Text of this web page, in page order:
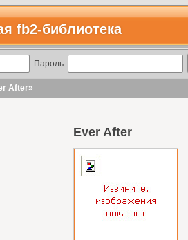
fb2-библиотека
Пароль:
After»
Ever After